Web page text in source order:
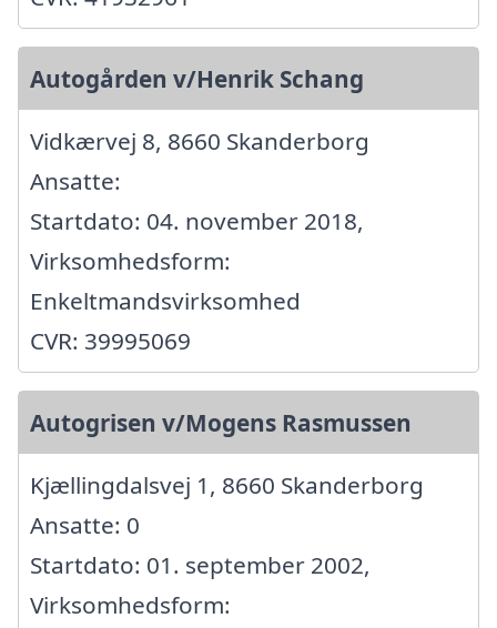
Autogården v/Henrik Schang
Vidkærvej 8, 8660 Skanderborg
Ansatte:
Startdato: 04. november 2018,
Virksomhedsform:
Enkeltmandsvirksomhed
CVR: 39995069
Autogrisen v/Mogens Rasmussen
Kjællingdalsvej 1, 8660 Skanderborg
Ansatte: 0
Startdato: 01. september 2002,
Virksomhedsform: